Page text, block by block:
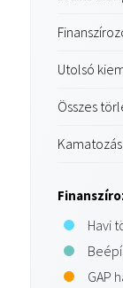
Utolsó
Összes
Havi
GAP